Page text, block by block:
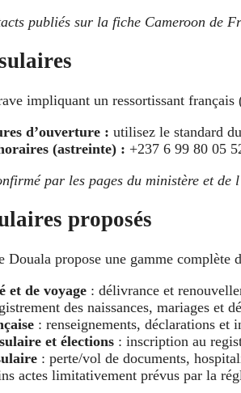
publiés sur la fiche Cameroon de
impliquant un ressortissant
d’ouverture : utilisez le standard
(astreinte) : +237 6 99 80 05
par les pages du ministère et de
proposés
Douala propose une gamme complète
et de voyage : délivrance et
des naissances, mariages et
: renseignements, déclarations et
et élections : inscription au
: perte/vol de documents,
actes limitativement prévus par la